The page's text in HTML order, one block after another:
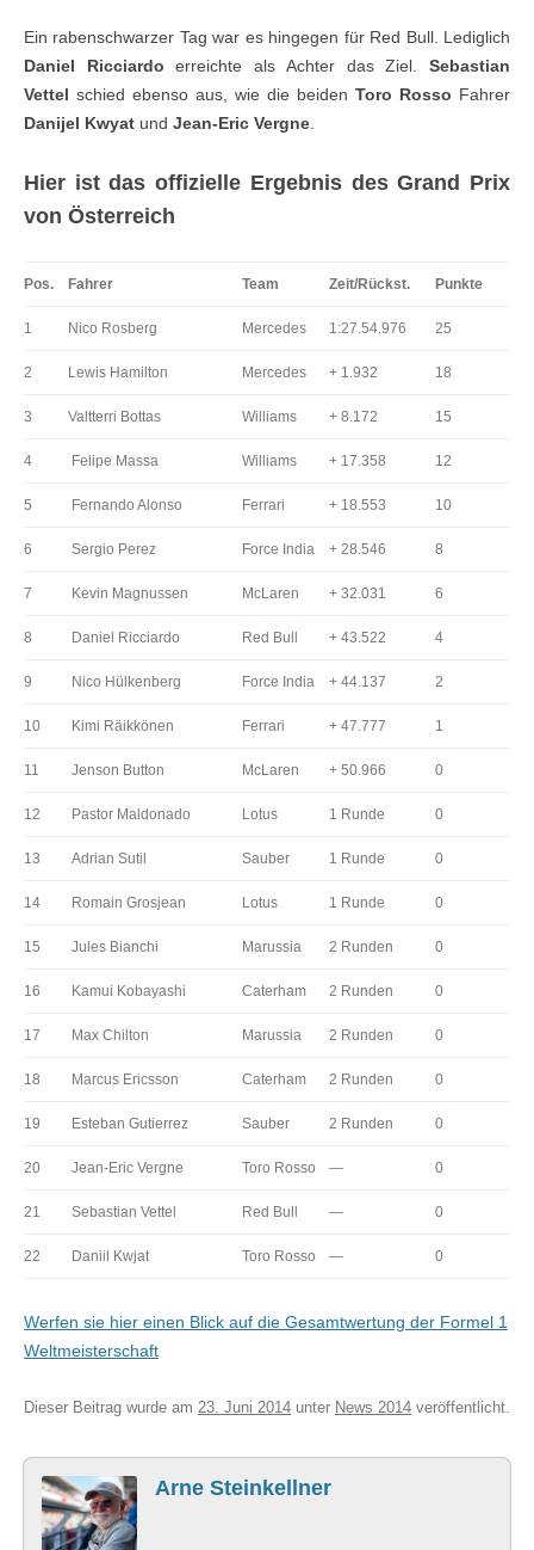
Ein rabenschwarzer Tag war es hingegen für Red Bull. Lediglich
Daniel Ricciardo erreichte als Achter das Ziel.Sebastian
Vettel schied ebenso aus, wie die beiden Toro Rosso Fahrer
Danijel Kwyat und Jean-Eric Vergne
Hier ist das offizielle Ergebnis des Grand Prix
von Österreich
Pos. Fahrer Team Zeit/Rückst. Punkte
1 Nico Rosberg Mercedes 1:27.54.976 25
2 Lewis Hamilton Mercedes + 1.932 18
3 Valtterri Bottas Williams + 8.172 15
4 Felipe Massa Williams + 17.358 12
5 Fernando Alonso Ferrari + 18.553 10
6 Sergio Perez Force India + 28.546 8
7 Kevin Magnussen McLaren + 32.031 6
8 Daniel Ricciardo Red Bull + 43.522 4
9 Nico Hülkenberg Force India + 44.137 2
10 Kimi Räikkönen Ferrari + 47.777 1
11 Jenson Button McLaren + 50.966 0
12 Pastor Maldonado Lotus 1 Runde 0
13 Adrian Sutil Sauber 1 Runde 0
14 Romain Grosjean Lotus 1 Runde 0
15 Jules Bianchi Marussia 2 Runden 0
16 Kamui Kobayashi Caterham 2 Runden 0
17 Max Chilton Marussia 2 Runden 0
18 Marcus Ericsson Caterham 2 Runden 0
19 Esteban Gutierrez Sauber 2 Runden 0
20 Jean-Eric Vergne Toro Rosso — 0
21 Sebastian Vettel Red Bull — 0
22 Daniil Kwjat Toro Rosso — 0
Werfen sie hier einen Blick auf die Gesamtwertung der Formel 1
Weltmeisterschaft
Dieser Beitrag wurde am 23. Juni 2014 unter News 2014 veröffentlicht.
Arne Steinkellner